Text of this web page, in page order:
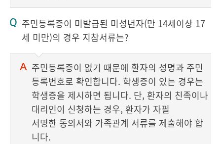
주민등록증이 미발급된 미성년자(만 14세이상 17
세 미만)의 경우 지참서류는?
주민등록증이 없기 때문에 환자의 성명과 주민
등록번호로 확인합니다. 학생증이 있는 경우는
학생증을 제시하면 됩니다. 단, 환자의 친족이나
대리인이 신청하는 경우, 환자가 자필
서명한 동의서와 가족관계 서류를 제출해야 합
니다.